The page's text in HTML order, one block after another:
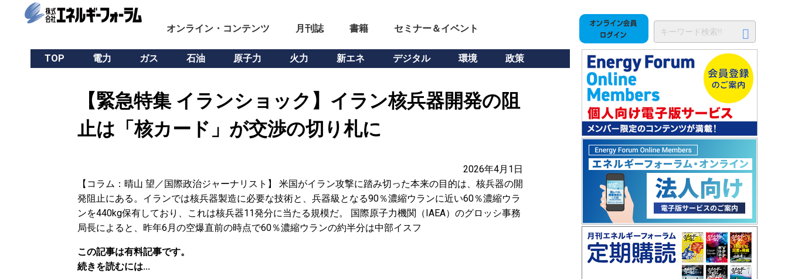
オンライン・コンテンツ 月刊誌 書籍 セミナー＆イベント
TOP 電力 ガス 石油 原子力 火力 新エネ デジタル 環境 政策
【緊急特集 イランショック】イラン核兵器開発の阻
止は「核カード」が交渉の切り札に
2026年4月1日
【コラム：晴山 望／国際政治ジャーナリスト】 米国がイラン攻撃に踏み切った本来の目的は、核兵器の開
発阻止にある。イランでは核兵器製造に必要な技術と、兵器級となる90％濃縮ウランに近い60％濃縮ウラ
ンを440kg保有しており、これは核兵器11発分に当たる規模だ。 国際原子力機関（IAEA）のグロッシ事務
局長によると、昨年6月の空爆直前の時点で60％濃縮ウランの約半分は中部イスフ
この記事は有料記事です。
続きを読むには...